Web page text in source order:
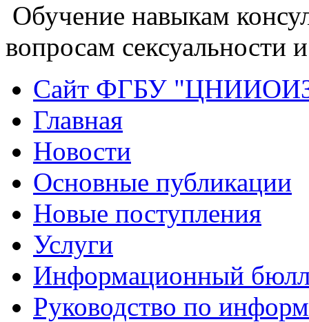
Обучение навыкам
вопросам сексуальности
Сайт ФГБУ
Главная
Новости
Основные публикации
Новые поступления
Услуги
Информационный
Руководство по